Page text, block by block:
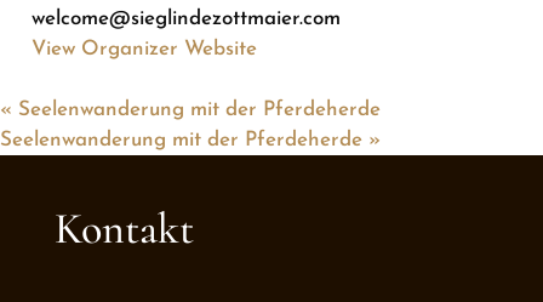
welcome@sieglindezottmaier.com
View Organizer Website
« Seelenwanderung mit der Pferdeherde
Seelenwanderung mit der Pferdeherde »
Kontakt